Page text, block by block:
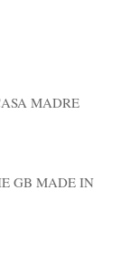
MADRE
GB MADE IN